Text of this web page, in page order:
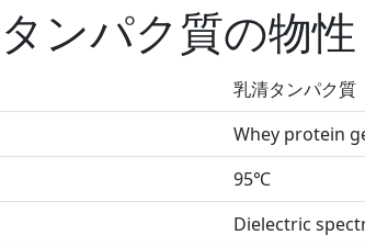
ンパク質の物性
乳清タンパク質
Whey protein
95℃
Dielectric